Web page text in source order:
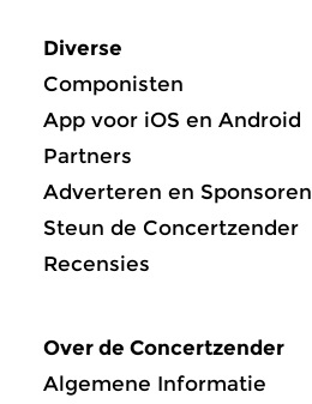
Diverse
Componisten
App voor iOS en Android
Partners
Adverteren en Sponsoren
Steun de Concertzender
Recensies
Over de Concertzender
Algemene Informatie